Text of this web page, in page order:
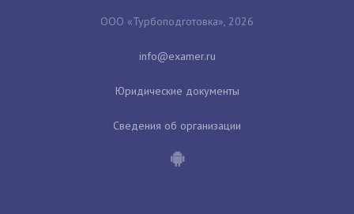
ООО «Турбоподготовка», 2026
Юридические документы
Сведения об организации